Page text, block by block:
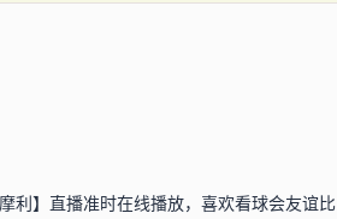
利】直播准时在线播放，喜欢看球会友谊比